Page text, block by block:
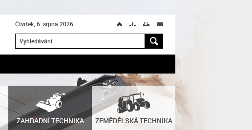
Čtvrtek, 6. srpna 2026 Ú M T M
H
ZAHRADNÍ TECHNIKA ZEMĚDĚLSKÁ TECHNIKA